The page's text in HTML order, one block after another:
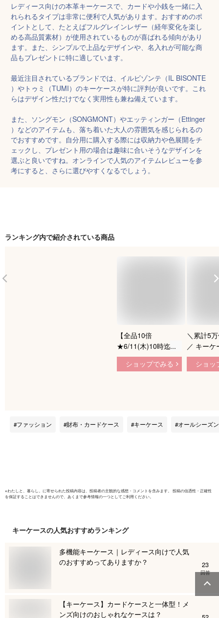
レディース向けの本革キーケースで、カードや小銭を一緒に入
れられるタイプは非常に便利で人気があります。おすすめのポ
イントとして、たとえばフルグレインレザー（経年変化を楽し
める高品質素材）が使用されているものが喜ばれる傾向があり
ます。また、シンプルで上品なデザインや、名入れが可能な商
品もプレゼントに特に適しています。
最近注目されているブランドでは、イルビゾンテ（IL BISONTE
）やトゥミ（TUMI）のキーケースが特に評判が良いです。これ
らはデザイン性だけでなく実用性も兼ね備えています。
また、ソングモン（SONGMONT）やエッティンガー（Ettinger
）などのアイテムも、落ち着いた大人の雰囲気を感じられるの
でおすすめです。自分用に購入する際には収納力や色展開をチ
ェックし、プレゼント用の場合は趣味に合いそうなデザインを
選ぶと良いですね。オンラインで人気のアイテムレビューを参
考にすると、さらに選びやすくなるでしょう。
ランキング内で紹介されている商品
【全品10倍
★6/11(木)10時迄】
ランバンオンブルー
キーケース レディー
カードポケット付き
ショップでみる
＼累計5
／ キーケ
天1位！
★4.61】
ング キ
ショッ
ファッション 財布・カードケース キーケース オールシーズン
※わたしと、暮らし。 に寄せられた投稿内容は、投稿者の主観的な感想・コメントを含みます。 投稿の信憑性・正確性
を保証することはできませんので、あくまで参考情報の一つとしてご利用ください。
キーケースの人気おすすめランキング
多機能キーケース｜レディース向けで人気
のおすすめってありますか？
23
回答
【キーケース】カードケースと一体型！メ
ンズ向けのおしゃれなケースは？